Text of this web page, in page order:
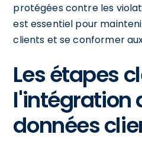
protégées contre les
est essentiel pour
clients et se conformer
Les étapes
l'intégration
données